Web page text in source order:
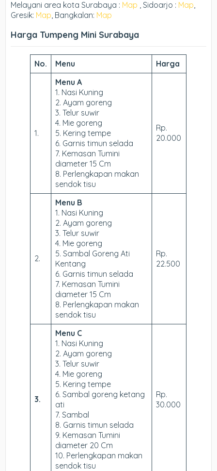
Melayani area kota Surabaya : Map , Sidoarjo : Map,
Gresik: Map, Bangkalan: Map
Harga Tumpeng Mini Surabaya
No. Menu Harga
1.
Menu A
1. Nasi Kuning
2. Ayam goreng
3. Telur suwir
4. Mie goreng
5. Kering tempe
6. Garnis timun selada
7. Kemasan Tumini
diameter 15 Cm
8. Perlengkapan makan
sendok tisu
Rp.
20.000
2.
Menu B
1. Nasi Kuning
2. Ayam goreng
3. Telur suwir
4. Mie goreng
5. Sambal Goreng Ati
Kentang
6. Garnis timun selada
7. Kemasan Tumini
diameter 15 Cm
8. Perlengkapan makan
sendok tisu
Rp.
22.500
3.
Menu C
1. Nasi Kuning
2. Ayam goreng
3. Telur suwir
4. Mie goreng
5. Kering tempe
6. Sambal goreng ketang
ati
7. Sambal
8. Garnis timun selada
9. Kemasan Tumini
diameter 20 Cm
10. Perlengkapan makan
sendok tisu
Rp.
30.000